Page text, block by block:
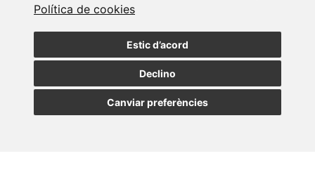
Política de cookies
Estic d’acord
Declino
Canviar preferències
Assabenta't de les nostres últimes notícies
SUBSCRIURE